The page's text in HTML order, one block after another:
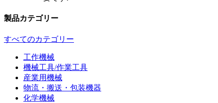
製品カテゴリー
すべてのカテゴリー
工作機械
機械工具/作業工具
産業用機械
物流・搬送・包装機器
化学機械